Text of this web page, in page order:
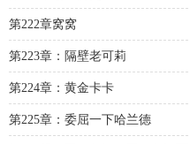
第222章窝窝
第223章：隔壁老可莉
第224章：黄金卡卡
第225章：委屈一下哈兰德